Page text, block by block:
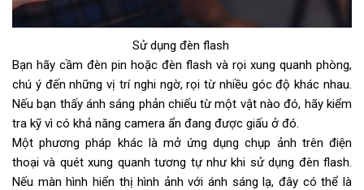
Sử dụng đèn flash
Bạn hãy cầm đèn pin hoặc đèn flash và rọi xung quanh phòng,
chú ý đến những vị trí nghi ngờ, rọi từ nhiều góc độ khác nhau.
Nếu bạn thấy ánh sáng phản chiếu từ một vật nào đó, hãy kiểm
tra kỹ vì có khả năng camera ẩn đang được giấu ở đó.
Một phương pháp khác là mở ứng dụng chụp ảnh trên điện
thoại và quét xung quanh tương tự như khi sử dụng đèn flash.
Nếu màn hình hiển thị hình ảnh với ánh sáng lạ, đây có thể là